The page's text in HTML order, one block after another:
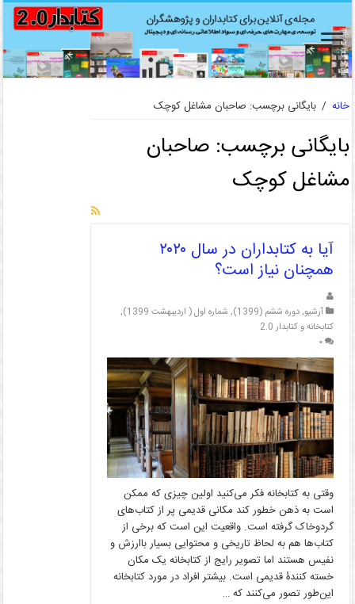
خانه / بایگانی برچسب: صاحبان مشاغل کوچک
بایگانی برچسب: صاحبان
مشاغل کوچک
آیا به کتابداران در سال ۲۰۲۰
همچنان نیاز است؟
آرشیو,دوره ششم (1399) , شماره اول ( اردیبهشت 1399)
,
کتابخانه و کتابدار 2.0
۰
وقتی به کتابخانه فکر می­‌کنید اولین چیزی که ممکن
است به ذهن خطور کند مکانی قدیمی پر از کتاب‌­های
گردوخاک گرفته است. واقعیت این است که برخی از
کتاب­‌ها هم به لحاظ تاریخی و محتوایی بسیار با­ارزش و
نفیس هستند اما تصویر رایج از کتابخانه یک مکان
خسته­ کنندۀ قدیمی است. بیشتر افراد در مورد کتابخانه
این‌طور تصور می­‌کنند که …